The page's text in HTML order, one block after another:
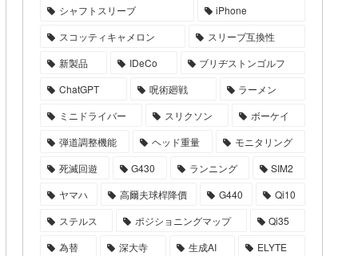
シャフトスリーブ
iPhone
スコッティキャメロン
スリーブ互換性
新製品
IDeCo
ブリヂストンゴルフ
ChatGPT
呪術廻戦
ラーメン
ミニドライバー
スリクソン
ボーケイ
弾道調整機能
ヘッド重量
モニタリング
死滅回遊
G430 ランニング
SIM2
ヤマハ
高爾夫球桿降價 G440
Qi10
ステルス
ポジショニングマップ
Qi35
為替
深大寺 生成AI
ELYTE